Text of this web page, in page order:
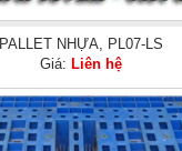
*) Lưu ý: Pallet nhựa này không dùng được cho
PALLET NHỰA, PL07-LS
Giá: Liên hệ